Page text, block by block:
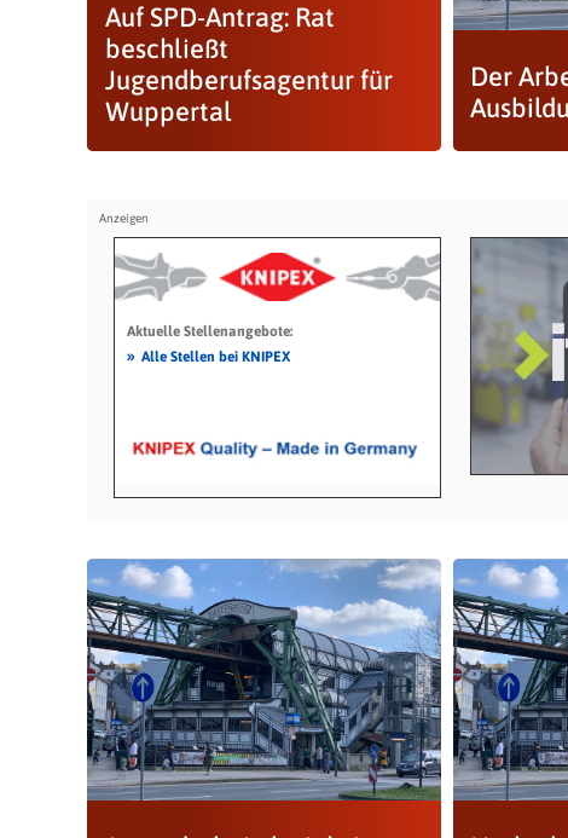
Auf SPD-Antrag: Rat
beschließt
Jugendberufsagentur für
Wuppertal
Der
Aktuelle Stellenangebote:
» Alle Stellen bei KNIPEX